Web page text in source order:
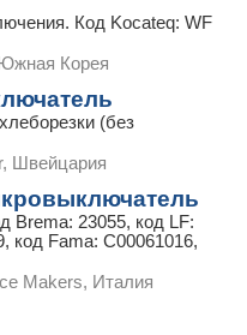
Код Kocateq: WF
Корея
(без
Швейцария
Brema: 23055, код LF:
код Fama: C00061016,
Makers, Италия